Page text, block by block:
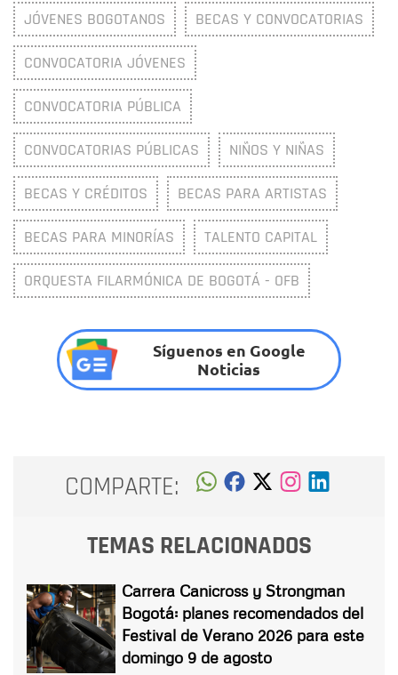
JÓVENES BOGOTANOS BECAS Y CONVOCATORIAS
CONVOCATORIA JÓVENES
CONVOCATORIA PÚBLICA
CONVOCATORIAS PÚBLICAS NIÑOS Y NIÑAS
BECAS Y CRÉDITOS BECAS PARA ARTISTAS
BECAS PARA MINORÍAS TALENTO CAPITAL
ORQUESTA FILARMÓNICA DE BOGOTÁ - OFB
Síguenos en Google
Noticias
COMPARTE:
TEMAS RELACIONADOS
Carrera Canicross y Strongman
Bogotá: planes recomendados del
Festival de Verano 2026 para este
domingo 9 de agosto